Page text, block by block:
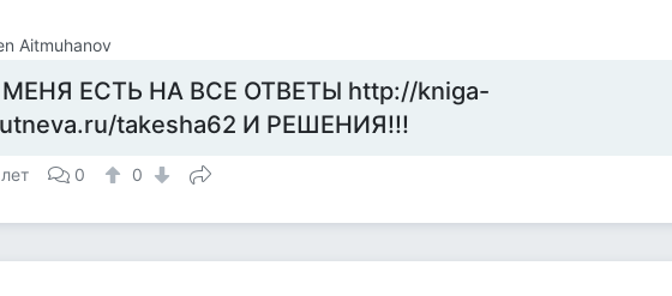
Aitmuhanov
ЕСТЬ НА ВСЕ ОТВЕТЫ http://kniga-
takesha62 И РЕШЕНИЯ!!!
0 0